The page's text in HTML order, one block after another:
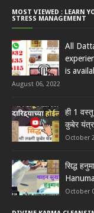
MOST VIEWED : LEARN
STRESS MANAGEMENT
All
is
August 06, 2022
ही 1
कुबेर यंत्र
October
सिद्ध
October